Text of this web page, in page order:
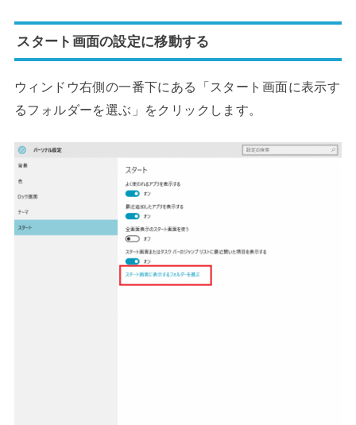
スタート画面の設定に移動する
ウィンドウ右側の一番下にある「スタート画面に表示す
るフォルダーを選ぶ」をクリックします。